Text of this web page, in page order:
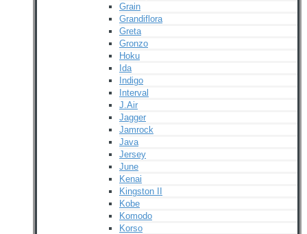
Grain
Grandiflora
Greta
Gronzo
Hoku
Ida
Indigo
Interval
J.Air
Jagger
Jamrock
Java
Jersey
June
Kenai
Kingston II
Kobe
Komodo
Korso